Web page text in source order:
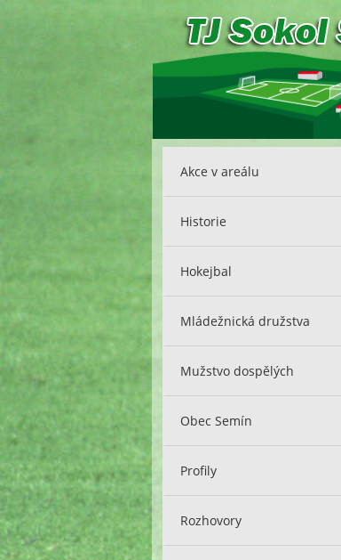
Akce v areálu
Historie
Hokejbal
Mládežnická družstva
Mužstvo dospělých
Obec Semín
Profily
Rozhovory